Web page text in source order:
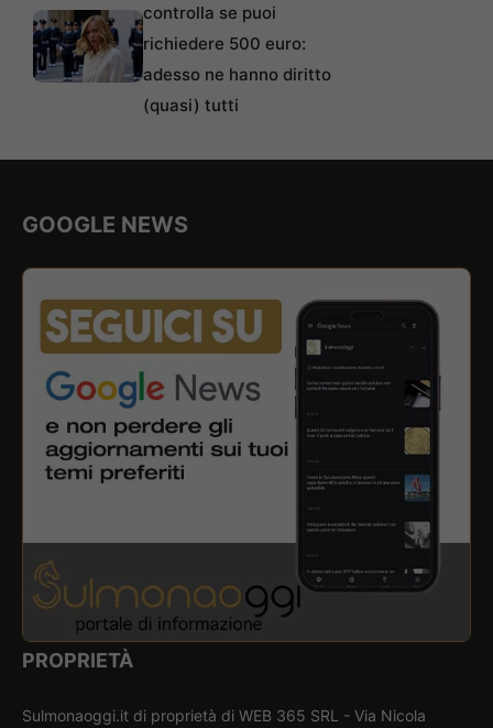
controlla se puoi
richiedere 500 euro:
adesso ne hanno diritto
(quasi) tutti
GOOGLE NEWS
PROPRIETÀ
Sulmonaoggi.it di proprietà di WEB 365 SRL - Via Nicola